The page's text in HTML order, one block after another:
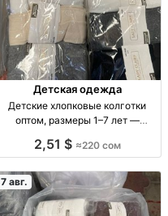
Детская одежда
Детские хлопковые колготки
оптом, размеры 1–7 лет —
колготки, р-ры 1–3, 3–5, 5–7 лет,
2,51 $ ≈220 сом
7 авг.